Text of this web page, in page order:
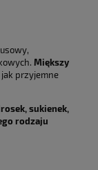
Miększy
przyjemne
sukienek,
rodzaju